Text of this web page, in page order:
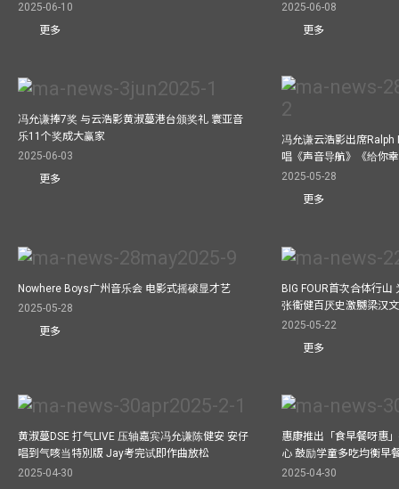
2025-06-10
更多
2025-06-08
更多
冯允谦捧7奖 与云浩影黄淑蔓港台颁奖礼 寰亚音
乐11个奖成大赢家
2025-06-03
更多
冯允谦云浩影出席
唱《声音导航》《给你
2025-05-28
更多
Nowhere Boys广州音乐会 电影式摇磙显才艺
2025-05-28
更多
BIG FOUR首次合体行
张衞健百厌史激嬲梁汉
2025-05-22
更多
黄淑蔓DSE 打气LIVE 压轴嘉宾冯允谦陈健安 安仔
唱到气咳当特別版 Jay考完试即作曲放松
2025-04-30
惠康推出「食早餐呀惠
心 鼓励学童多吃均衡早
2025-04-30